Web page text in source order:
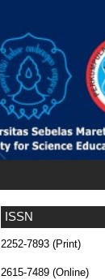
ISSN
2252-7893 (Print)
2615-7489 (Online)